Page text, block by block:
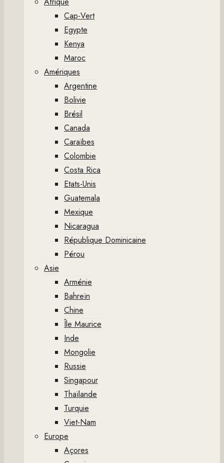
Cap-Vert
Egypte
Kenya
Maroc
Amériques
Argentine
Bolivie
Brésil
Canada
Caraïbes
Colombie
Costa Rica
Etats-Unis
Guatemala
Mexique
Nicaragua
République Dominicaine
Pérou
Asie
Arménie
Bahreïn
Chine
Île Maurice
Inde
Mongolie
Russie
Singapour
Thaïlande
Turquie
Viet-Nam
Europe
Açores